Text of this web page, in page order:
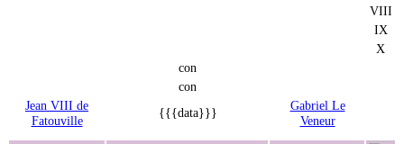
VIII
IX
X
con
con
Jean VIII de
Fatouville
{{{data}}}
Gabriel Le
Veneur